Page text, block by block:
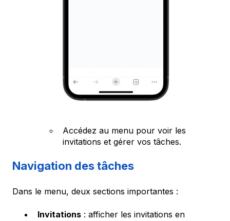
Accédez au menu pour voir les
invitations et gérer vos tâches.
Navigation des tâches
Dans le menu, deux sections importantes :
Invitations : afficher les invitations en